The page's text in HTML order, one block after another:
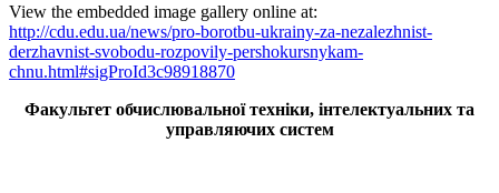
View the embedded image gallery online at:
http://cdu.edu.ua/news/pro-borotbu-ukrainy-za-nezalezhnist-
derzhavnist-svobodu-rozpovily-pershokursnykam-
chnu.html#sigProId3c98918870
Факультет обчислювальної техніки, інтелектуальних та
управляючих систем